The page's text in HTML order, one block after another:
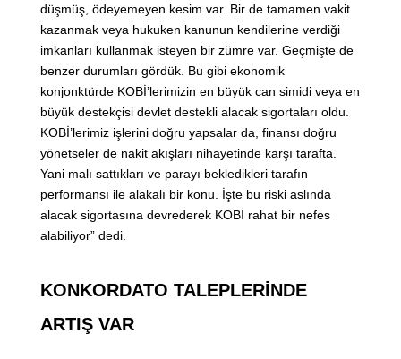
düşmüş, ödeyemeyen kesim var. Bir de tamamen vakit
kazanmak veya hukuken kanunun kendilerine verdiği
imkanları kullanmak isteyen bir zümre var. Geçmişte de
benzer durumları gördük. Bu gibi ekonomik
konjonktürde KOBİ’lerimizin en büyük can simidi veya en
büyük destekçisi devlet destekli alacak sigortaları oldu.
KOBİ’lerimiz işlerini doğru yapsalar da, finansı doğru
yönetseler de nakit akışları nihayetinde karşı tarafta.
Yani malı sattıkları ve parayı bekledikleri tarafın
performansı ile alakalı bir konu. İşte bu riski aslında
alacak sigortasına devrederek KOBİ rahat bir nefes
alabiliyor” dedi.
KONKORDATO TALEPLERİNDE
ARTIŞ VAR